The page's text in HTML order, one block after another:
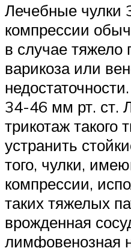
Лечебные чулки
компрессии
в случае тяжело
варикоза или
34-46 мм рт. ст.
трикотаж такого
устранить
того, чулки,
компрессии,
таких тяжелых
врожденная
лимфовенозная